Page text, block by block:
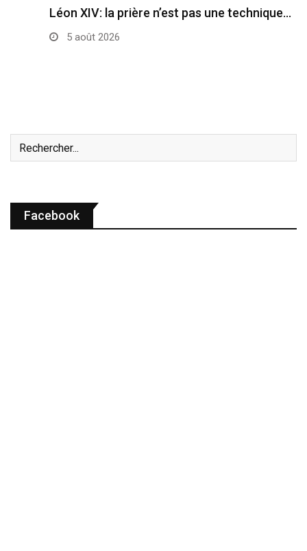
Léon XIV: la prière n’est pas une technique…
5 août 2026
Facebook